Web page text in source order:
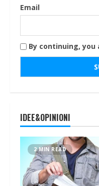
Email
By continuing,
IDEE&OPINIONI
2 MIN READ